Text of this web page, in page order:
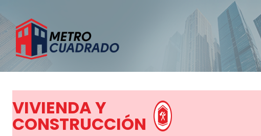
VIVIENDA Y
CONSTRUCCIÓN